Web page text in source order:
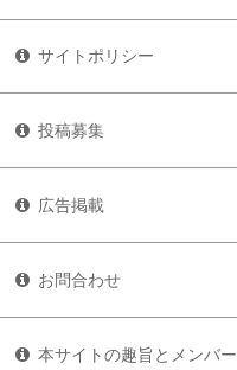
サイトポリシー
投稿募集
広告掲載
お問合わせ
本サイトの趣旨とメンバー